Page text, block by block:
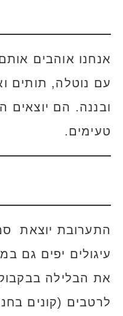
אנחנו אוהבים
עם נוטלה, תותים
ובננה. הם יוצאים
טעימים.
התערובת יוצאת
עיגולים יפים גם
את הבלילה
לרטבים (קונים